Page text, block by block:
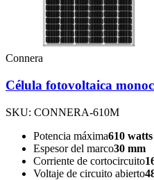
Connera
Célula fotovoltaica
SKU: CONNERA-610M
Potencia máxima610 watts
Espesor del marco30 mm
Corriente de cortocircuito
Voltaje de circuito abierto